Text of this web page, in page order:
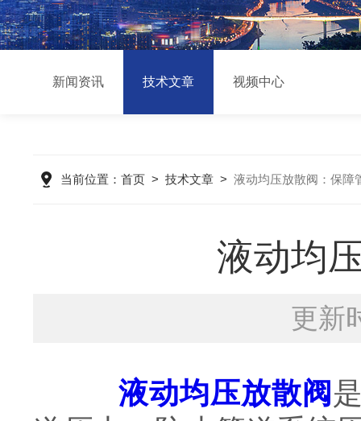
新闻资讯 技术文章 视频中心
当前位置： 首页> 技术文章> 液动均压放散阀：保障
液动均
更新
液动均压放散阀